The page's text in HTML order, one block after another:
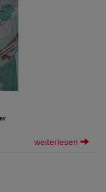
weiterlesen